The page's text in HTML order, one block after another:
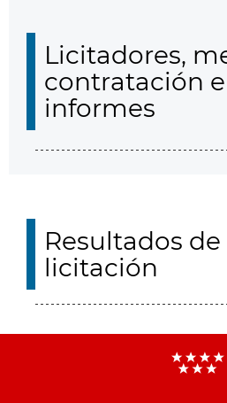
Licitadores,
contratación e
informes
Resultados de
licitación